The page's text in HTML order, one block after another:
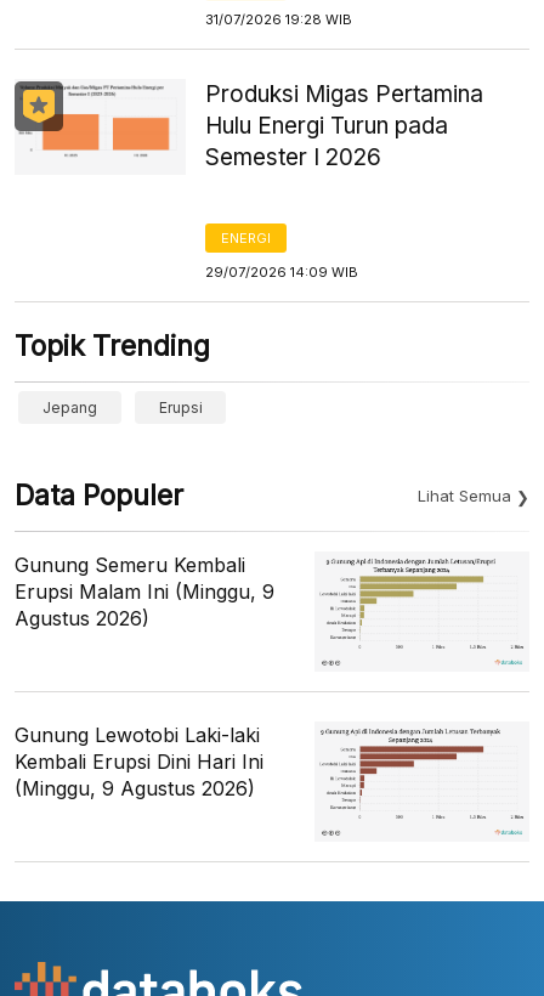
31/07/2026 19:28 WIB
Produksi Migas Pertamina
Hulu Energi Turun pada
Semester I 2026
ENERGI
29/07/2026 14:09 WIB
Topik Trending
Jepang Erupsi
Data Populer Lihat Semua
Gunung Semeru Kembali
Erupsi Malam Ini (Minggu, 9
Agustus 2026)
Gunung Lewotobi Laki-laki
Kembali Erupsi Dini Hari Ini
(Minggu, 9 Agustus 2026)